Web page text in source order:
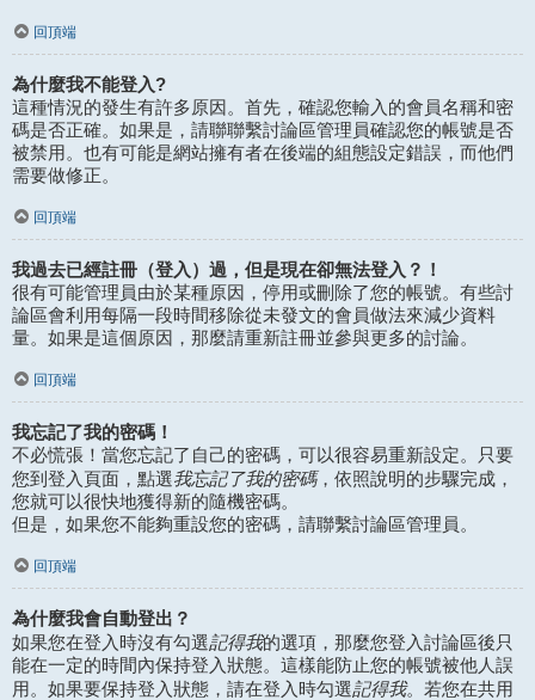
回頂端
為什麼我不能登入?
這種情況的發生有許多原因。首先，確認您輸入的會員名稱和密
碼是否正確。如果是，請聯聯繫討論區管理員確認您的帳號是否
被禁用。也有可能是網站擁有者在後端的組態設定錯誤，而他們
需要做修正。
回頂端
我過去已經註冊（登入）過，但是現在卻無法登入？！
很有可能管理員由於某種原因，停用或刪除了您的帳號。有些討
論區會利用每隔一段時間移除從未發文的會員做法來減少資料
量。如果是這個原因，那麼請重新註冊並參與更多的討論。
回頂端
我忘記了我的密碼！
不必慌張！當您忘記了自己的密碼，可以很容易重新設定。只要
您到登入頁面，點選我忘記了我的密碼，依照說明的步驟完成，
您就可以很快地獲得新的隨機密碼。
但是，如果您不能夠重設您的密碼，請聯繫討論區管理員。
回頂端
為什麼我會自動登出？
如果您在登入時沒有勾選記得我的選項，那麼您登入討論區後只
能在一定的時間內保持登入狀態。這樣能防止您的帳號被他人誤
用。如果要保持登入狀態，請在登入時勾選記得我。若您在共用